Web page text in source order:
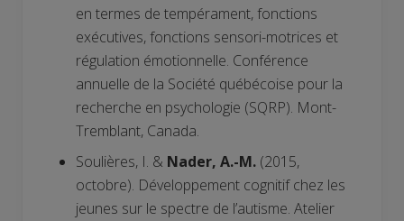
en termes de tempérament, fonctions
exécutives, fonctions sensori-motrices et
régulation émotionnelle. Conférence
annuelle de la Société québécoise pour la
recherche en psychologie (SQRP). Mont-
Tremblant, Canada.
Soulières, I. & Nader, A.-M. (2015,
octobre). Développement cognitif chez les
jeunes sur le spectre de l’autisme. Atelier